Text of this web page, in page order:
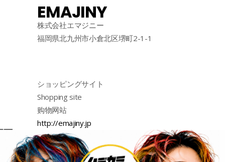
EMAJINY
株式会社エマジニー
福岡県北九州市小倉北区堺町2-1-1
ショッピングサイト
Shopping site
购物网站
http://emajiny.jp